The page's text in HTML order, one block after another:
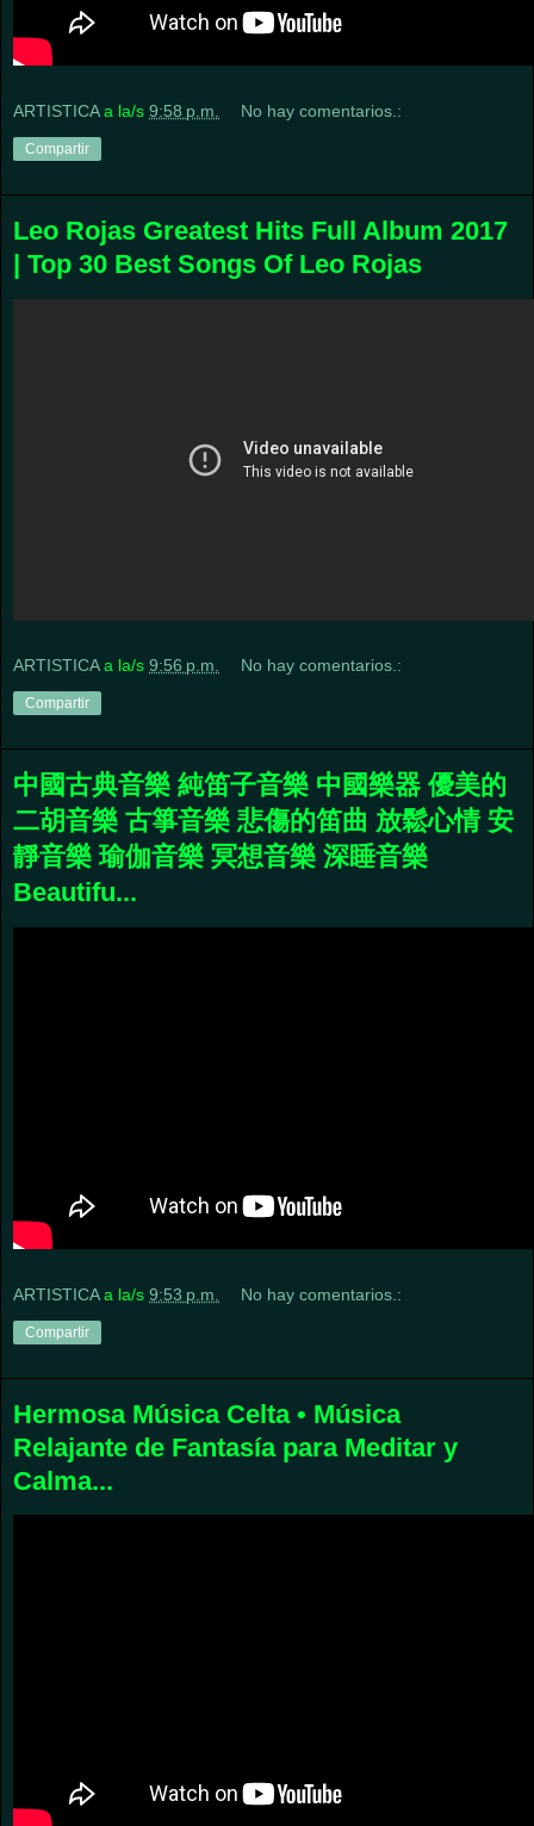
ARTISTICA a la/s 9:58 p.m. No hay comentarios.:
Compartir
Leo Rojas Greatest Hits Full Album 2017
| Top 30 Best Songs Of Leo Rojas
ARTISTICA a la/s 9:56 p.m. No hay comentarios.:
Compartir
中國古典音樂 純笛子音樂 中國樂器 優美的
二胡音樂 古箏音樂 悲傷的笛曲 放鬆心情 安
靜音樂 瑜伽音樂 冥想音樂 深睡音樂
Beautifu...
ARTISTICA a la/s 9:53 p.m. No hay comentarios.:
Compartir
Hermosa Música Celta • Música
Relajante de Fantasía para Meditar y
Calma...